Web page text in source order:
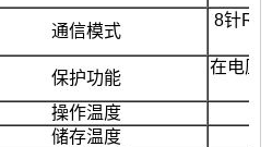
通信模式
8针
保护功能
在电压
操作温度
储存温度